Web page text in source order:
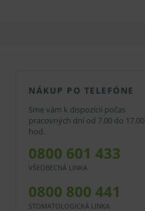
NÁKUP PO TELEFÓNE
Sme vám k dispozícii počas
pracovných dní od 7.00 do 17.00
hod.
0800 601 433
VŠEOBECNÁ LINKA
0800 800 441
STOMATOLOGICKÁ LINKA